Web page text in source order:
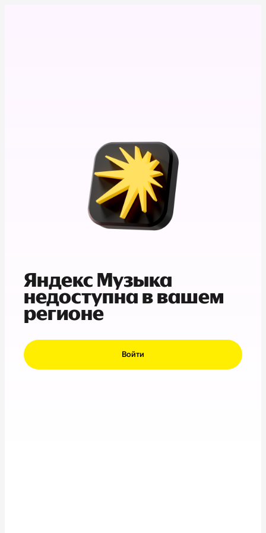
Яндекс Музыка
недоступна в вашем
регионе
Войти